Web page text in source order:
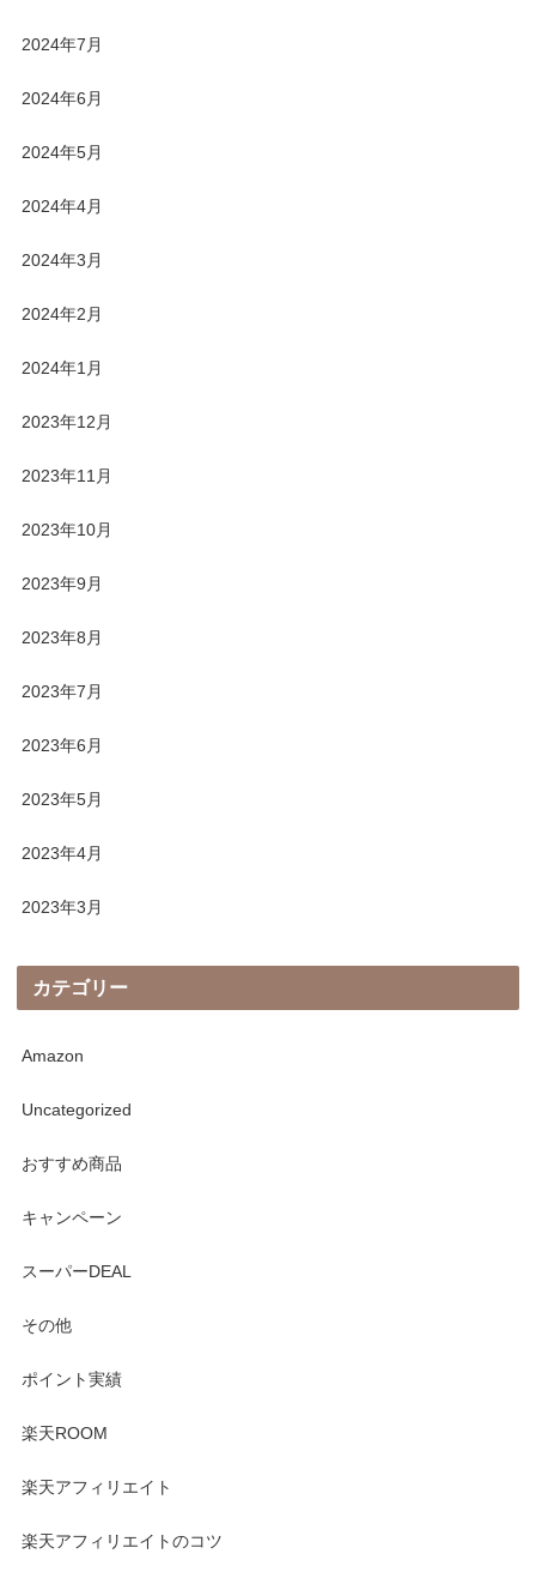
2024年7月
2024年6月
2024年5月
2024年4月
2024年3月
2024年2月
2024年1月
2023年12月
2023年11月
2023年10月
2023年9月
2023年8月
2023年7月
2023年6月
2023年5月
2023年4月
2023年3月
カテゴリー
Amazon
Uncategorized
おすすめ商品
キャンペーン
スーパーDEAL
その他
ポイント実績
楽天ROOM
楽天アフィリエイト
楽天アフィリエイトのコツ